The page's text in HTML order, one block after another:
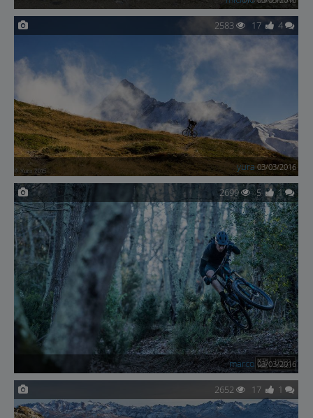
2583 17 4
yura 03/03/2016
2699 5 1
marco 03/03/2016
2652 17 1